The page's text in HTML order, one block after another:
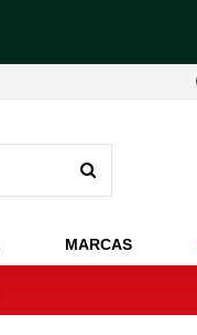
MARCAS